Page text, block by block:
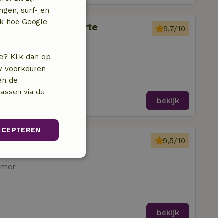
de Calberte 9,7/10
bekijk
9,5/10
bekijk
surf- en
hoe Google
Klik dan op
voorkeuren
de
via de